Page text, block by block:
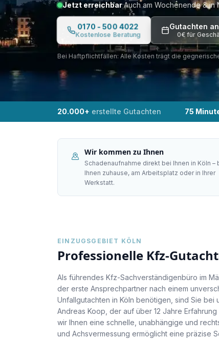
Jetzt erreichbar·Auch am Wochenende & in
0170 - 500 4022
Kostenlose Beratung
Gutachten
0€ für
Bei Haftpflichtfällen: Alle Kosten trägt die
20.000+ erstellte Gutachten 75
Wir kommen zu Ihnen
Schadenaufnahme direkt bei Ihnen in Köln –
Ihnen zuhause, am Arbeitsplatz oder in Ihrer
Werkstatt.
EINZUGSGEBIET KÖLN
Professionelle Kfz-
Als führendes Kfz-Sachverständigenbüro im
der erste Ansprechpartner nach einem
Unfallgutachten in Köln benötigen, sind Sie
Andreas Koop, der auf über 12 Jahre
wir Ihnen eine schnelle, unabhängige und
und Achsvermessung ermöglicht eine präzise